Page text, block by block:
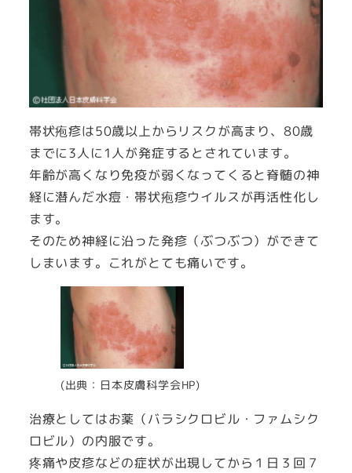
帯状疱疹は50歳以上からリスクが高まり、80歳
までに3人に1人が発症するとされています。
年齢が高くなり免疫が弱くなってくると脊髄の神
経に潜んだ水痘・帯状疱疹ウイルスが再活性化し
ます。
そのため神経に沿った発疹（ぶつぶつ）ができて
しまいます。これがとても痛いです。
(出典：日本皮膚科学会HP)
治療としてはお薬（バラシクロビル・ファムシク
ロビル）の内服です。
疼痛や皮疹などの症状が出現してから１日３回７